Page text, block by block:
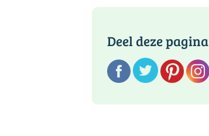
Deel deze pagina